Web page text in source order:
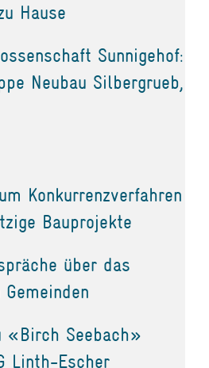
Hause
Sunnigehof:
Neubau Silbergrueb,
Konkurrenzverfahren
Bauprojekte
über das
«Birch Seebach»
Linth-Escher